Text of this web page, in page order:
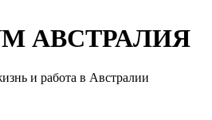
АВСТРАЛИЯ
и работа в Австралии